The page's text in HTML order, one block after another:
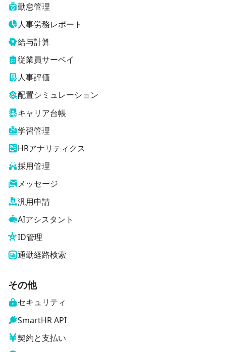
勤怠管理
人事労務レポート
給与計算
従業員サーベイ
人事評価
配置シミュレーション
キャリア台帳
学習管理
HRアナリティクス
採用管理
メッセージ
汎用申請
AIアシスタント
ID管理
通勤経路検索
その他
セキュリティ
SmartHR API
契約と支払い